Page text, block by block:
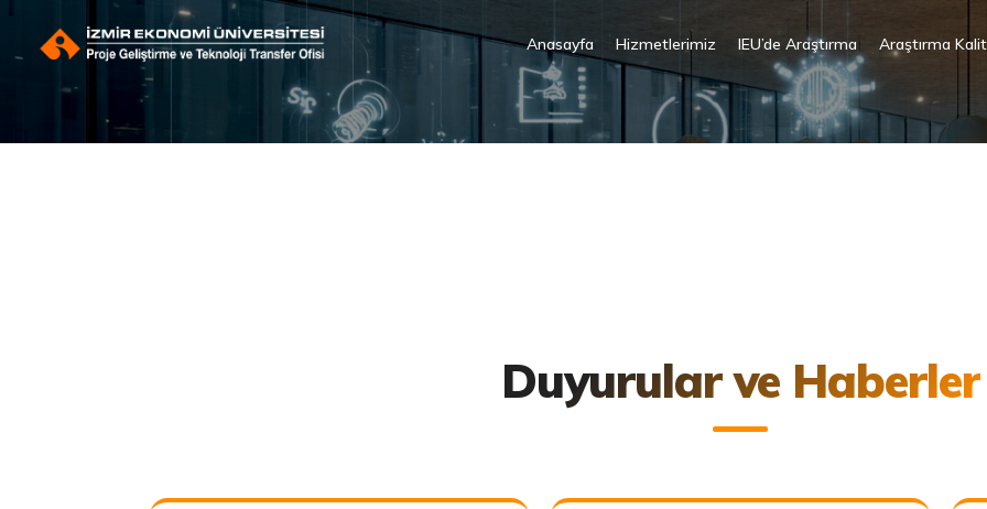
Anasayfa Hizmetlerimiz IEU’de Araştırma Araştırma
Duyurular ve Haberler